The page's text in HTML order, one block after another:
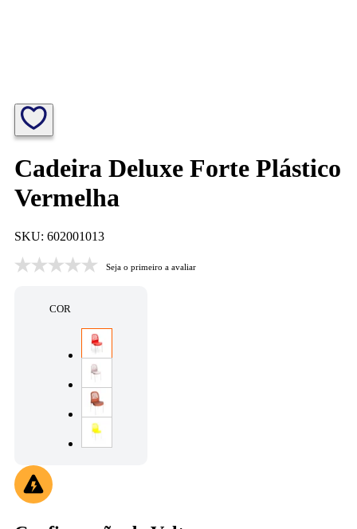
Cadeira Deluxe Forte Plástico
Vermelha
SKU: 602001013
Seja o primeiro a avaliar
COR